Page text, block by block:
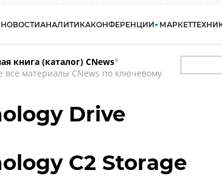
НОВОСТИАНАЛИТИКАКОНФЕРЕНЦИИ МАРКЕТ
книга (каталог) CNews*
все материалы CNews по ключевому
Drive
C2 Storage